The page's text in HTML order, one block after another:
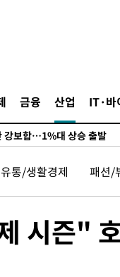
금융 산업 IT·바
대표 구속 송치
멕시코산 할라피뇨"-- CDC
앙·서울·경기도 선관위 등
강보합…1%대 상승 출발
오른 6365.07 개장
스 폭발.. 14명 부상, 3명은
대치로 남부 케슘섬에서
명령 서명
유통/생활경제 패션/
시즌"